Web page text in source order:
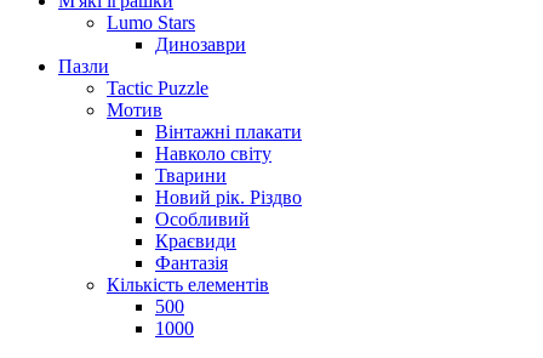
Lumo Stars
Динозаври
Пазли
Tactic Puzzle
Мотив
Вінтажні плакати
Навколо світу
Тварини
Новий рік. Різдво
Особливий
Краєвиди
Фантазія
Кількість елементів
500
1000